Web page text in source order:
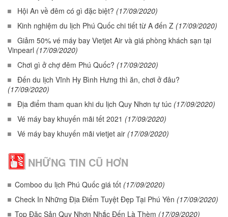
Hội An về đêm có gì đặc biệt? (17/09/2020)
Kinh nghiệm du lịch Phú Quốc chi tiết từ A đến Z (17/09/2020)
Giảm 50% vé máy bay Vietjet Air và giá phòng khách sạn tại
Vinpearl (17/09/2020)
Chơi gì ở chợ đêm Phú Quốc? (17/09/2020)
Đến du lịch Vĩnh Hy Bình Hưng thì ăn, chơi ở đâu?
(17/09/2020)
Địa điểm tham quan khi du lịch Quy Nhơn tự túc (17/09/2020)
Vé máy bay khuyến mãi tết 2021 (17/09/2020)
Vé máy bay khuyến mãi vietjet air (17/09/2020)
NHỮNG TIN CŨ HƠN
Comboo du lịch Phú Quốc giá tốt (17/09/2020)
Check In Những Địa Điểm Tuyệt Đẹp Tại Phú Yên (17/09/2020)
Top Đặc Sản Quy Nhơn Nhắc Đến Là Thèm (17/09/2020)